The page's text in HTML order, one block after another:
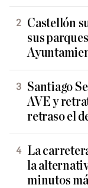
Castellón
sus
Santiago
AVE y
retraso el
La
la
minutos